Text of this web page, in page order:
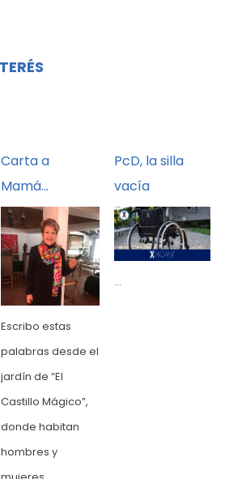
Carta a
Mamá…
Escribo estas
palabras desde el
jardín de “El
Castillo Mágico”,
donde habitan
hombres y
PcD, la silla
vacía
...